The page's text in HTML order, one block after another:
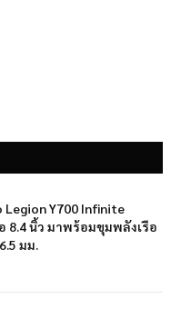
Legion Y700 Infinite
8.4 นิ้ว มาพร้อมขุมพลังเรือ
มม.